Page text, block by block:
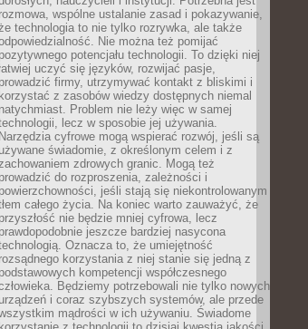
rozmowa, wspólne ustalanie zasad i pokazywanie,
technologia to nie tylko rozrywka, ale także
Nie można też pomijać
pozytywnego potencjału technologii. To dzięki niej
uczyć się języków, rozwijać pasje,
prowadzić firmy, utrzymywać kontakt z bliskimi i
korzystać z zasobów wiedzy dostępnych niemal
natychmiast. Problem nie leży więc w samej
lecz w sposobie jej używania.
Narzędzia cyfrowe mogą wspierać rozwój, jeśli są
używane świadomie, z określonym celem i z
zdrowych granic. Mogą też
prowadzić do rozproszenia, zależności i
powierzchowności, jeśli stają się niekontrolowanym
całego życia. Na koniec warto zauważyć, że
przyszłość nie będzie mniej cyfrowa, lecz
prawdopodobnie jeszcze bardziej nasycona
Oznacza to, że umiejętność
rozsądnego korzystania z niej stanie się jedną z
podstawowych kompetencji współczesnego
Będziemy potrzebowali nie tylko nowych
urządzeń i coraz szybszych systemów, ale przede
mądrości w ich używaniu. Świadome